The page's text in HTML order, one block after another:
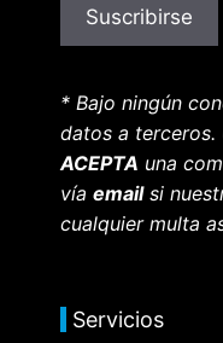
* Bajo ningún
datos a terceros.
ACEPTA una
vía emailsi
cualquier multa
Servicios